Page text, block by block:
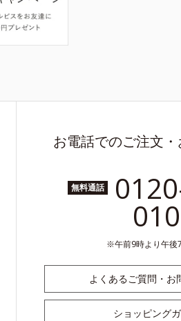
お電話でのご注文
無料通話
010
午前9時より午後
よくあるご質問・お
ショッピング